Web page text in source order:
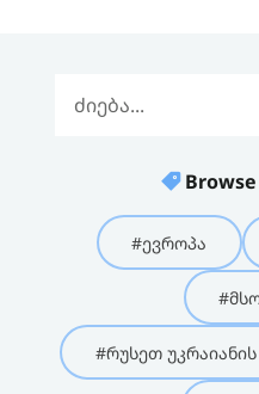
#ევროპა
#რუსეთ